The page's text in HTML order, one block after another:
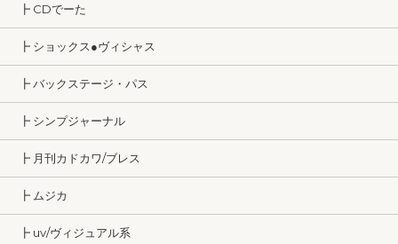
┣ CDでーた
┣ ショックス●ヴィシャス
┣ バックステージ・パス
┣ シンプジャーナル
┣ 月刊カドカワ/ブレス
┣ ムジカ
┣ uv/ヴィジュアル系